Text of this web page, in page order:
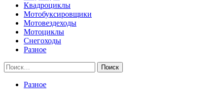
Квадроциклы
Мотобуксировщики
Мотовездеходы
Мотоциклы
Снегоходы
Разное
Найти:
Разное